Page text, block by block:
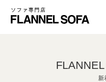
ソファ専門店
新